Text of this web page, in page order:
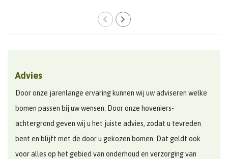
Advies
Door onze jarenlange ervaring kunnen wij uw adviseren welke
bomen passen bij uw wensen. Door onze hoveniers-
achtergrond geven wij u het juiste advies, zodat u tevreden
bent en blijft met de door u gekozen bomen. Dat geldt ook
voor alles op het gebied van onderhoud en verzorging van